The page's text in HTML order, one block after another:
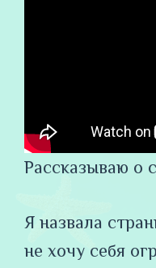
Рассказываю о
Я назвала
не хочу себя